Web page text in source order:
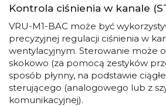
Kontrola ciśnienia w kanale
VRU-M1-BAC może być
precyzyjnej regulacji ciśnienia w
wentylacyjnym. Sterowanie może
skokowo (za pomocą zestyków
sposób płynny, na podstawie
sterującego (analogowego lub z
komunikacyjnej).